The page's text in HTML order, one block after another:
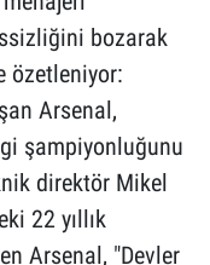
bozarak
özetleniyor:
Arsenal,
şampiyonluğunu
direktör Mikel
22 yıllık
Arsenal, "Devler